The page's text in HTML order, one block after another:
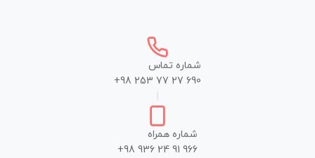
شماره تماس
+98 253 77 27 690
شماره همراه
+98 936 24 91 966